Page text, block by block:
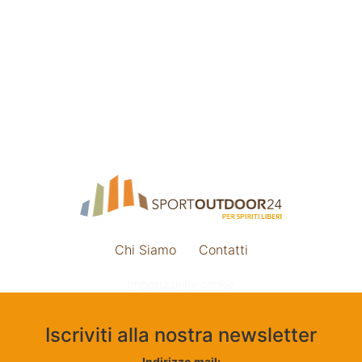
Chi Siamo Contatti
Iscriviti alla nostra newsletter